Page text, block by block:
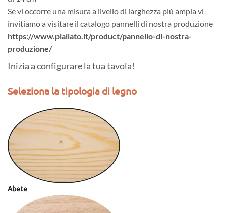
Se vi occorre una misura a livello di larghezza più ampia vi
invitiamo a visitare il catalogo pannelli di nostra produzione
https://www.piallato.it/product/pannello-di-nostra-
produzione/
Inizia a configurare la tua tavola!
Seleziona la tipologia di legno
Abete